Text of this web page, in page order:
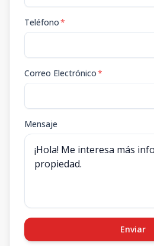
Teléfono*
Correo Electrónico*
Mensaje
Enviar